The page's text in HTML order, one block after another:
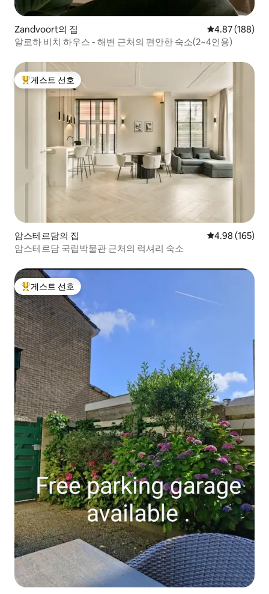
Zandvoort의 집 평점 4.87점(5
4.87 (188)
알로하 비치 하우스 - 해변 근처의 편안한 숙소(2~4인용)
상위 게스트 선호
게스트 선호
암스테르담의 집 평점 4.98점(5
4.98 (165)
암스테르담 국립박물관 근처의 럭셔리 숙소
상위 게스트 선호
게스트 선호